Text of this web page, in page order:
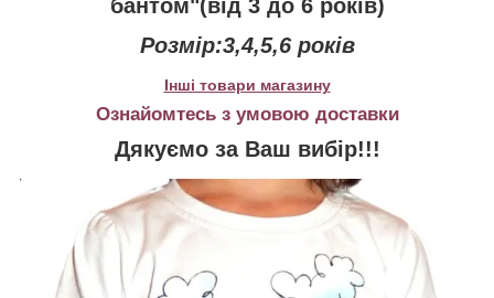
бантом"(від 3 до 6 років)
Розмір:3,4,5,6 років
Інші товари магазину
Ознайомтесь з умовою доставки
Дякуємо за Ваш вибір!!!